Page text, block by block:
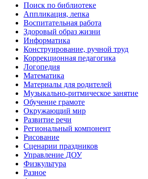
Поиск по библиотеке
Аппликация, лепка
Воспитательная работа
Здоровый образ жизни
Информатика
Конструирование, ручной труд
Коррекционная педагогика
Логопедия
Математика
Материалы для родителей
Музыкально-ритмическое занятие
Обучение грамоте
Окружающий мир
Развитие речи
Региональный компонент
Рисование
Сценарии праздников
Управление ДОУ
Физкультура
Разное